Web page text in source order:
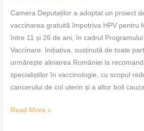
Camera Deputaților a adoptat un proiect
vaccinarea gratuită împotriva HPV pentru
între 11 și 26 de ani, în cadrul
Vaccinare. Inițiativa, susținută de toate
urmărește alinierea României la
specialiștilor în vaccinologie, cu scopul
cancerului de col uterin și a altor boli
Read More »